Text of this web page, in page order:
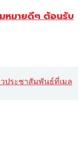
หมายดีๆ ต้อนรับ
าวประชาสัมพันธ์ที่เมล